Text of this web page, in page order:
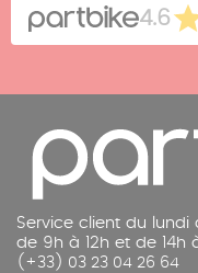
Mentions légales4.6
Service client du lundi
de 9h à 12h et de 14h
(+33) 03 23 04 26 64